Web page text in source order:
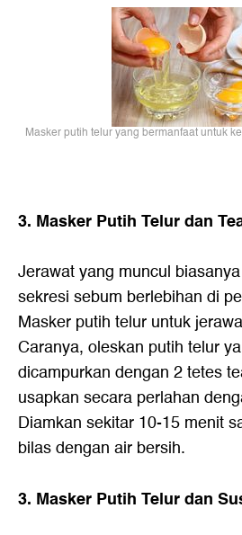
Masker putih telur yang bermanfaat untuk
3. Masker Putih Telur dan
Jerawat yang muncul
sekresi sebum berlebihan di
Masker putih telur untuk
Caranya, oleskan putih telur
dicampurkan dengan 2 tetes
usapkan secara perlahan
Diamkan sekitar 10-15 menit
bilas dengan air bersih.
3. Masker Putih Telur dan